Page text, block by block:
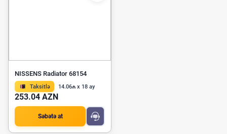
NISSENS Radiator 68154
Taksitlə 14.06₼ x 18 ay
253.04 AZN
Səbətə at